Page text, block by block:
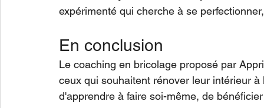
expérimenté qui cherche à se
En conclusion
Le coaching en bricolage proposé par
ceux qui souhaitent rénover leur intérieur
d'apprendre à faire soi-même, de